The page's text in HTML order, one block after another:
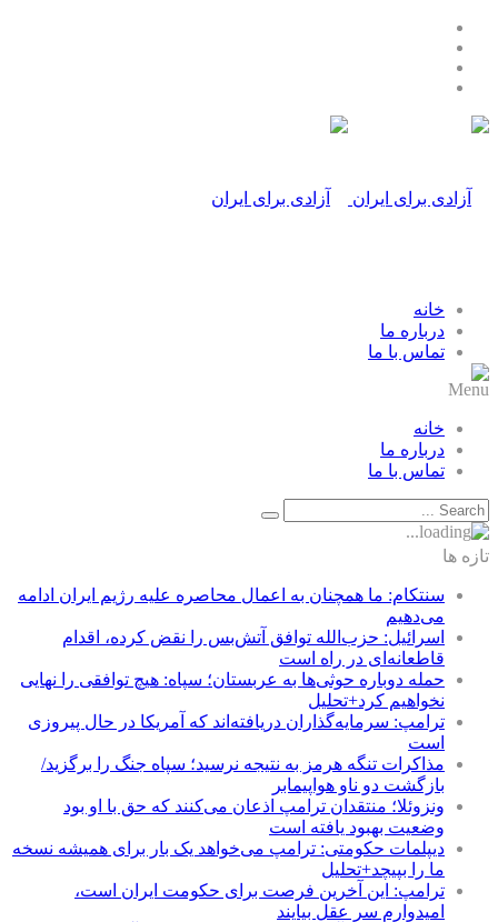
خانه
درباره ما
تماس با ما
Menu
خانه
درباره ما
تماس با ما
تازه ها
سنتکام: ما همچنان به اعمال محاصره علیه رژیم ایران ادامه
می‌دهیم
اسرائیل: حزب‌الله توافق آتش‌بس را نقض کرده، اقدام
قاطعانه‌ای در راه است
حمله دوباره حوثی‌ها به عربستان؛ سپاه: هیچ توافقی را نهایی
نخواهیم کرد+تحلیل
ترامپ: سرمایه‌گذاران دریافته‌اند که آمریکا در حال پیروزی
است
مذاکرات تنگه هرمز به نتیجه نرسید؛ سپاه جنگ را برگزید/
بازگشت دو ناو هواپیمابر
ونزوئلا؛ منتقدان ترامپ اذعان می‌کنند که حق با او بود
وضعیت بهبود یافته است
دیپلمات حکومتی: ترامپ می‌خواهد یک بار برای همیشه نسخه
ما را بپیچد+تحلیل
ترامپ: این آخرین فرصت برای حکومت ایران است،
امیدوارم سر عقل بیایند